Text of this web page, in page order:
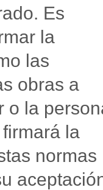
Es
la
las
obras a
o la
la
normas